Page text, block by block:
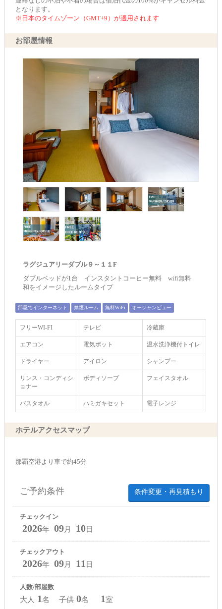
となります。
※日本のタイムゾーン（GMT+9）が適用されます
お部屋情報
ラグジュアリーダブル９～１１F
ダブルベッドが1台 インスタントコーヒー無料 wifi無料
和をイメージしたルームタイプ
部屋でインターネット 禁煙ルーム 無料WiFi オーシャンビュー
フリーWI‐FI テレビ 冷蔵庫
エアコン 電気ポット 温水洗浄機付トイレ
ドライヤー アイロン シャンプー
リンス・コンディシ
ョナー
ボディソープ フェイスタオル
バスタオル ハミガキセット 電子レンジ
ホテルアクセスマップ
那覇空港より車で約45分
条件変更・再見積もり
ご予約条件
チェックイン
2026年 09月 10日
チェックアウト
2026年 09月 11 日
人数/部屋数
大人 1名 子供 0名 1室